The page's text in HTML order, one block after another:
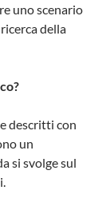
uno scenario
della
descritti con
un
si svolge sul